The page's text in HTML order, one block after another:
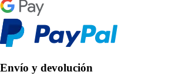
Envío y devolución